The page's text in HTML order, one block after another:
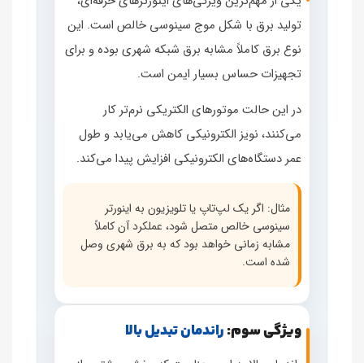
تولید برق با شکل موج سینوسی خالص است. این
نوع برق کاملاً مشابه برق شبکه شهری بوده و برای
تجهیزات حساس بسیار ایمن است.
در این حالت موتورهای الکتریکی نرم‌تر کار
می‌کنند، نویز الکترونیکی کاهش می‌یابد و طول
عمر دستگاه‌های الکترونیکی افزایش پیدا می‌کند.
مثال: اگر یک لپ‌تاپ یا تلویزیون به اینورتر
سینوسی خالص متصل شود، عملکرد آن کاملاً
مشابه زمانی خواهد بود که به برق شهری وصل
شده است.
ویژگی سوم:راندمان تبدیل بالا